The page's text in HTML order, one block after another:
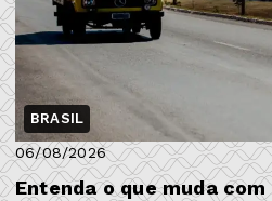
BRASIL
06/08/2026
Entenda o que muda